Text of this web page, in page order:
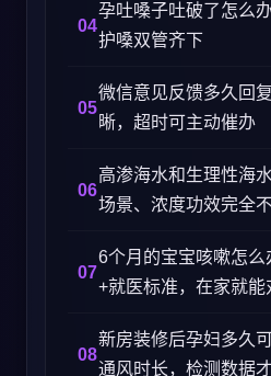
孕吐嗓子吐破了怎么
护嗓双管齐下
微信意见反馈多久回
晰，超时可主动催办
高渗海水和生理性海
场景、浓度功效完全
6个月的宝宝咳嗽怎么
+就医标准，在家就能
新房装修后孕妇多久
通风时长，检测数据